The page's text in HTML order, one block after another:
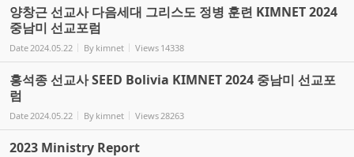
양창근 선교사 다음세대 그리스도 정병 훈련 KIMNET 2024
중남미 선교포럼
Date2024.05.22 By kimnet Views 14338
홍석종 선교사 SEED Bolivia KIMNET 2024 중남미 선교포
럼
Date2024.05.22 By kimnet Views28263
2023 Ministry Report